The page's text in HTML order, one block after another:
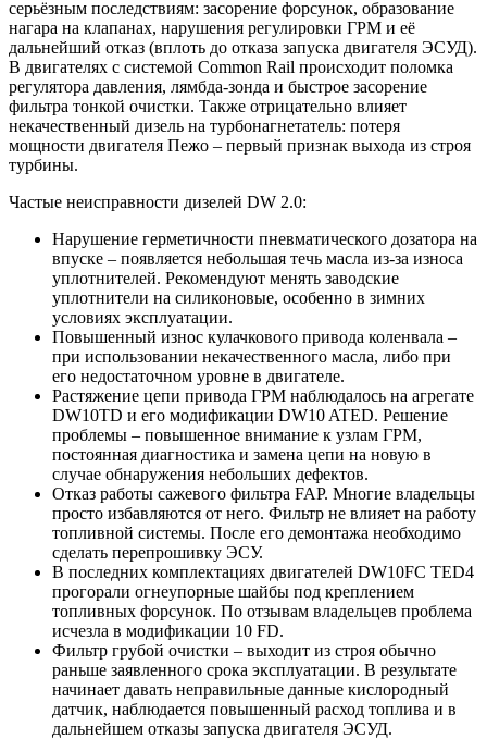
серьёзным последствиям: засорение форсунок, образование
нагара на клапанах, нарушения регулировки ГРМ и её
дальнейший отказ (вплоть до отказа запуска двигателя ЭСУД).
В двигателях с системой Common Rail происходит поломка
регулятора давления, лямбда-зонда и быстрое засорение
фильтра тонкой очистки. Также отрицательно влияет
некачественный дизель на турбонагнетатель: потеря
мощности двигателя Пежо – первый признак выхода из строя
турбины.
Частые неисправности дизелей DW 2.0:
Нарушение герметичности пневматического дозатора на
впуске – появляется небольшая течь масла из-за износа
уплотнителей. Рекомендуют менять заводские
уплотнители на силиконовые, особенно в зимних
условиях эксплуатации.
Повышенный износ кулачкового привода коленвала –
при использовании некачественного масла, либо при
его недостаточном уровне в двигателе.
Растяжение цепи привода ГРМ наблюдалось на агрегате
DW10TD и его модификации DW10 ATED. Решение
проблемы – повышенное внимание к узлам ГРМ,
постоянная диагностика и замена цепи на новую в
случае обнаружения небольших дефектов.
Отказ работы сажевого фильтра FAP. Многие владельцы
просто избавляются от него. Фильтр не влияет на работу
топливной системы. После его демонтажа необходимо
сделать перепрошивку ЭСУ.
В последних комплектациях двигателей DW10FC ТED4
прогорали огнеупорные шайбы под креплением
топливных форсунок. По отзывам владельцев проблема
исчезла в модификации 10 FD.
Фильтр грубой очистки – выходит из строя обычно
раньше заявленного срока эксплуатации. В результате
начинает давать неправильные данные кислородный
датчик, наблюдается повышенный расход топлива и в
дальнейшем отказы запуска двигателя ЭСУД.